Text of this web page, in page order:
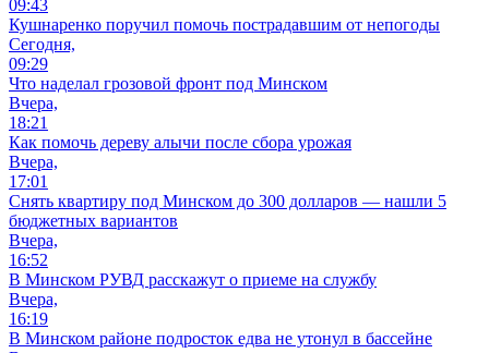
09:43
Кушнаренко поручил помочь пострадавшим от непогоды
Сегодня,
09:29
Что наделал грозовой фронт под Минском
Вчера,
18:21
Как помочь дереву алычи после сбора урожая
Вчера,
17:01
Снять квартиру под Минском до 300 долларов — нашли 5
бюджетных вариантов
Вчера,
16:52
В Минском РУВД расскажут о приеме на службу
Вчера,
16:19
В Минском районе подросток едва не утонул в бассейне